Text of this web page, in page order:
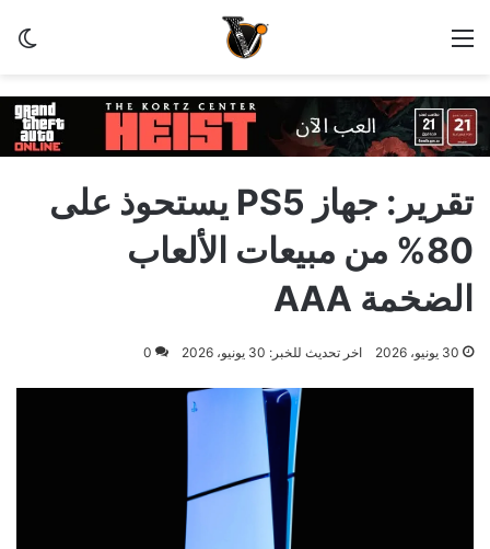
القائمة
تقرير: جهاز PS5 يستحوذ على
80% من مبيعات الألعاب
الضخمة AAA
30 يونيو، 2026 اخر تحديث للخبر: 30 يونيو، 2026 0